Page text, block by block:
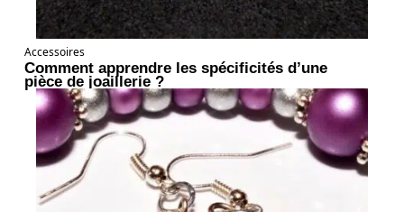
Accessoires
Comment apprendre les spécificités d’une
pièce de joaillerie ?